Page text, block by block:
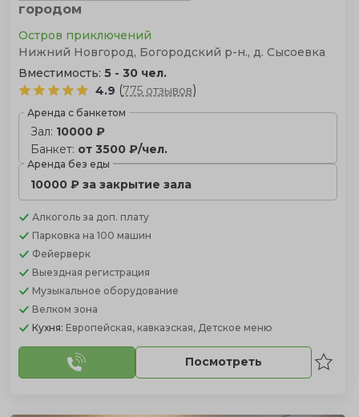
городом
Остров приключений
Нижний Новгород, Богородский р-н., д. Сысоевка
Вместимость: 5 - 30 чел.
4.9 (775 отзывов)
Аренда с банкетом
Зал: 10000 ₽
Банкет: от 3500 ₽/чел.
Аренда без еды
10000 ₽ за закрытие зала
Алкоголь за доп. плату
Парковка на 100 машин
Фейерверк
Выездная регистрация
Музыкальное оборудование
Велком зона
Кухня: Европейская, кавказская, Детское меню
Посмотреть